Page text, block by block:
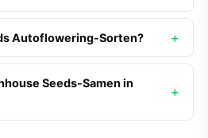
Autoflowering-Sorten?
Seeds-Samen in